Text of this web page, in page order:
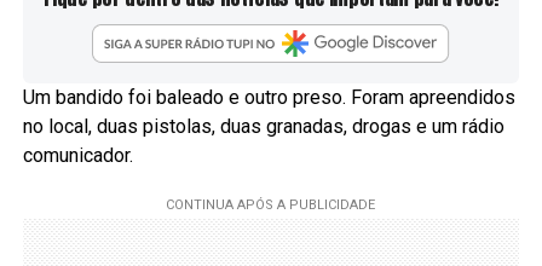
Um bandido foi baleado e outro preso. Foram apreendidos
no local, duas pistolas, duas granadas, drogas e um rádio
comunicador.